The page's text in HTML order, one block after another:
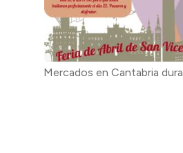
Mercados en Cantabria